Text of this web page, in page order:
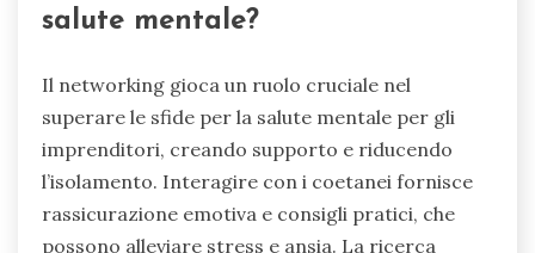
Possono anche provare ansia di fronte a nuove
responsabilità e avere difficoltà ad accettare
elogi o riconoscimenti. Questi segni possono
portare a stress e isolamento, influenzando la
salute mentale complessiva. Riconoscere questi
sintomi è cruciale per cercare risorse e
supporto per la salute mentale.